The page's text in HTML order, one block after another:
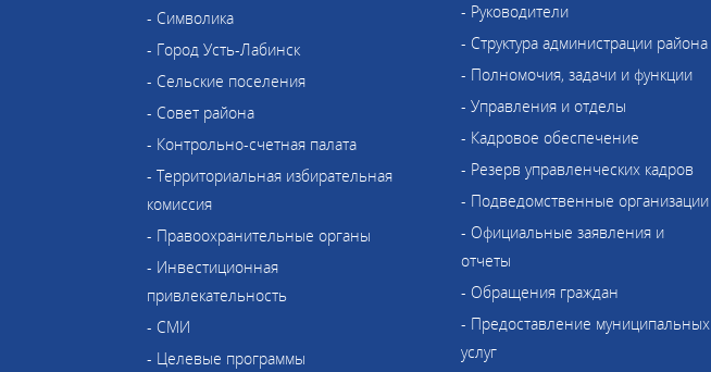
- Символика
- Город Усть-Лабинск
- Сельские поселения
- Совет района
- Контрольно-счетная палата
- Территориальная избирательная
комиссия
- Правоохранительные органы
- Инвестиционная
привлекательность
- СМИ
- Целевые программы
- Руководители
- Структура администрации района
- Полномочия, задачи и функции
- Управления и отделы
- Кадровое обеспечение
- Резерв управленческих кадров
- Подведомственные организации
- Официальные заявления и
отчеты
- Обращения граждан
- Предоставление муниципальных
услуг